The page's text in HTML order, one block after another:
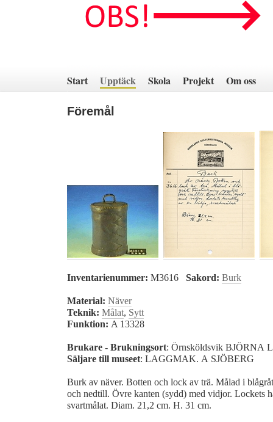
innehåll
Start Upptäck Skola Projekt Om oss
Föremål
Inventarienummer: M3616 Sakord: Burk
Material: Näver
Teknik: Målat, Sytt
Funktion: A 13328
Brukare - Brukningsort: Örnsköldsvik BJÖRNA
Säljare till museet: LAGGMAK. A SJÖBERG
Burk av näver. Botten och lock av trä. Målad i
och nedtill. Övre kanten (sydd) med vidjor. Lockets
svartmålat. Diam. 21,2 cm. H. 31 cm.